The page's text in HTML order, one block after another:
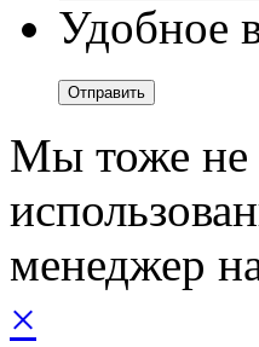
Удобное
Мы тоже не
менеджер
×